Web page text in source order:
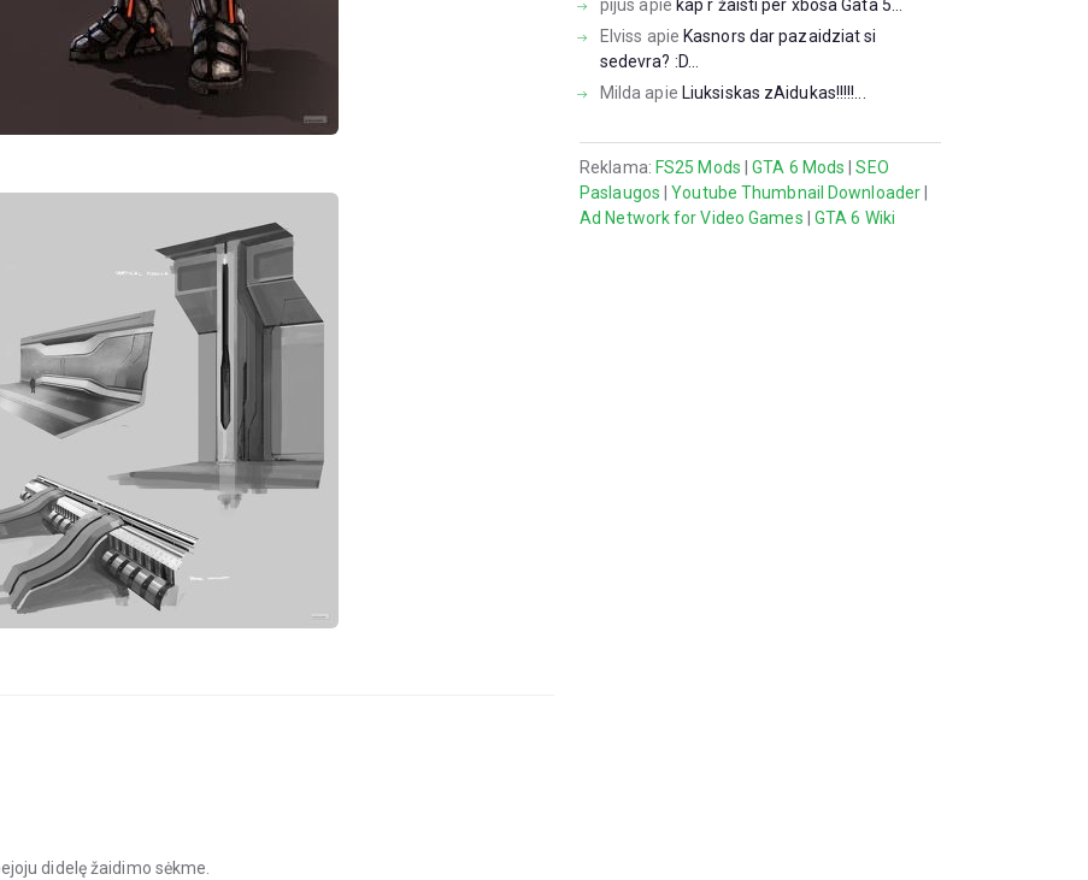
didelę žaidimo sėkme.
pijus apie kap r žaisti per xbosa Gata 5...
Elviss apie Kasnors dar pazaidziat si
sedevra? :D...
Milda apie Liuksiskas zAidukas!!!!!...
Reklama: FS25 Mods |GTA 6 Mods |SEO
Paslaugos |Youtube Thumbnail Downloader
Ad Network for Video Games
GTA 6 Wiki